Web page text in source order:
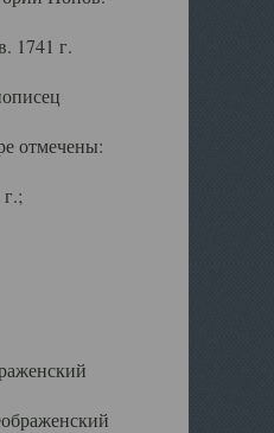
1741 г.
отмечены: